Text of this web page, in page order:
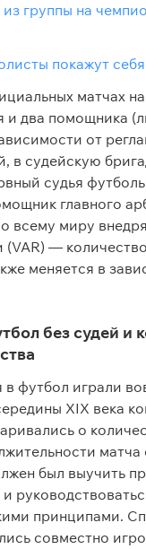
группы на
покажут
матчах
и два помощника
от
в судейскую
судья
главного
всему миру
—
меняется в
без судей и
футбол играли
XIX века
о
был выучить
принципами.
совместно